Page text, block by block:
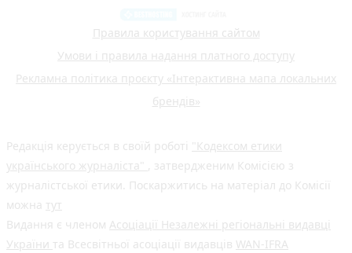
Правила користування сайтом
Умови і правила надання платного доступу
Рекламна політика проєкту «Інтерактивна мапа локальних
брендів»
Редакція керується в своїй роботі "Кодексом етики
українського журналіста" , затвердженим Комісією з
журналістської етики. Поскаржитись на матеріал до Комісії
можна тут
Видання є членом Асоціації Незалежні регіональні видавці
України та Всесвітньої асоціації видавців WAN-IFRA